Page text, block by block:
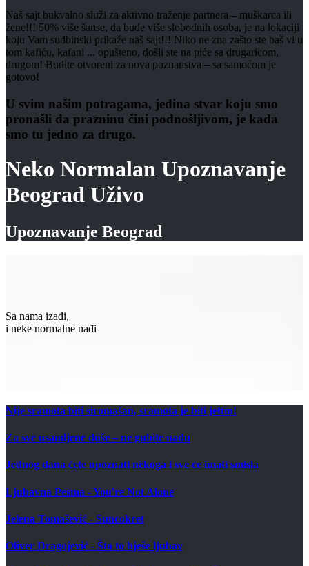
Naš sajt bukvalno služi za aktivno traženje partnera – muškarca ili
žene!!! 50% više šanse, da bude više slobodnih osoba, je na lokaciji
koju Vam sudbinski prikaže naš sajt!!! Niko ne zna zašto ste baš vi u
tom kafiću, kafani ... opušteno, došli ste na piće sa drugaricom,
drugom! Budite otvoreni za nova poznanstva – sa samoćom je
gotovo!
U svim našim potragama, jedina stvar koju smo
pronašli da prazninu čini podnošljivom, je kada
smo tu jedno za drugo.
Neko Normalan Upoznavanje
Beograd Uživo
Upoznavanje Beograd
Sa nama izađi,
i neke normalne nađi
Nije sramota biti siromašan, sramota je biti jeftin!
Za sve usamljene duše – ne gubite nadu
Jednog dana ćete upoznati nekoga i sve će imati smisla
Ljubavna Pesma - You're Not Alone
Jelena Tomašević - Suncokret
Oliver Dragojević - Što to bješe ljubav